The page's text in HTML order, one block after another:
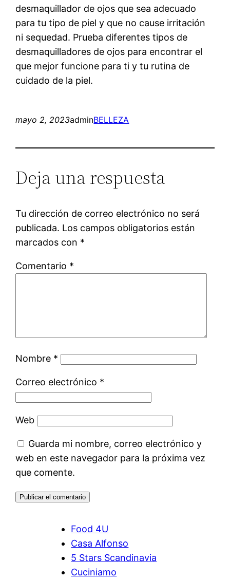
desmaquillador de ojos que sea adecuado
para tu tipo de piel y que no cause irritación
ni sequedad. Prueba diferentes tipos de
desmaquilladores de ojos para encontrar el
que mejor funcione para ti y tu rutina de
cuidado de la piel.
mayo 2, 2023adminBELLEZA
Deja una respuesta
Tu dirección de correo electrónico no será
publicada. Los campos obligatorios están
marcados con *
Comentario *
Nombre *
Correo electrónico *
Web
Guarda mi nombre, correo electrónico y
web en este navegador para la próxima vez
que comente.
Food 4U
Casa Alfonso
5 Stars Scandinavia
Cuciniamo